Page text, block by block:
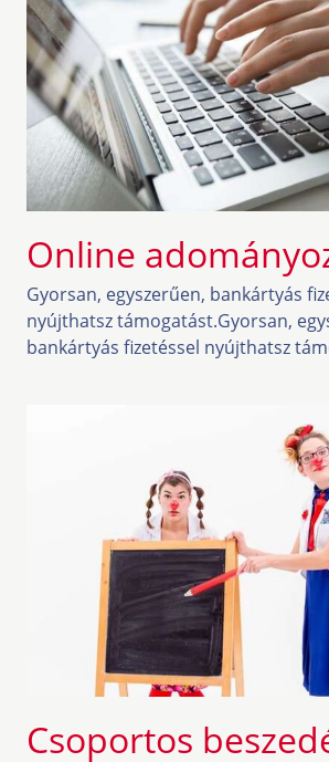
Online
Gyorsan, egyszerűen, bankártyás
nyújthatsz támogatást.Gyorsan,
bankártyás fizetéssel nyújthatsz
Csoportos